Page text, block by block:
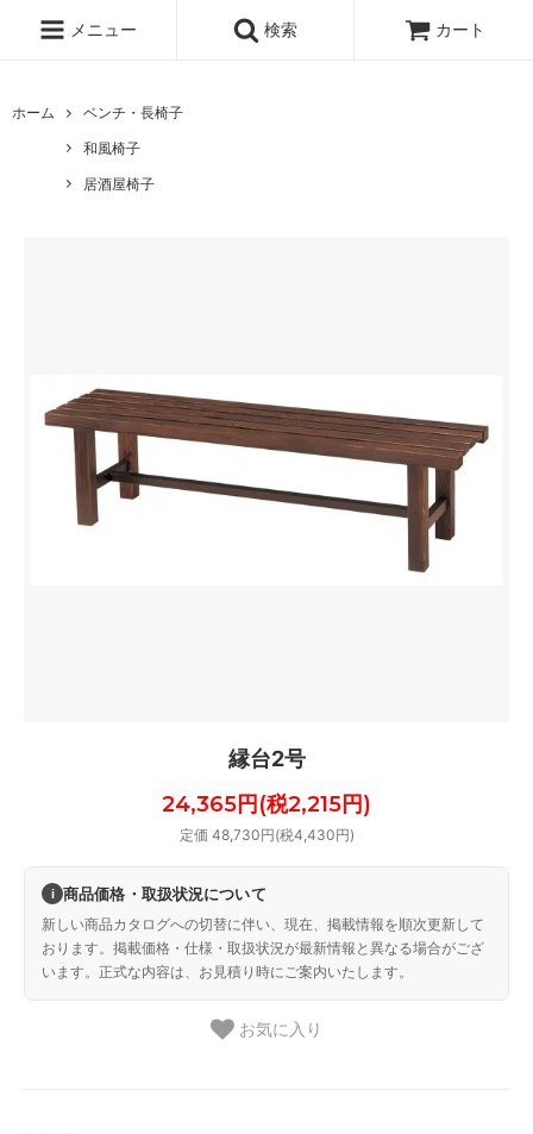
メニュー 検索 カート
ホーム
ベンチ・長椅子
和風椅子
居酒屋椅子
縁台2号
24,365円(税2,215円)
定価 48,730円(税4,430円)
i 商品価格・取扱状況について
新しい商品カタログへの切替に伴い、現在、掲載情報を順次更新して
おります。掲載価格・仕様・取扱状況が最新情報と異なる場合がござ
います。正式な内容は、お見積り時にご案内いたします。
お気に入り